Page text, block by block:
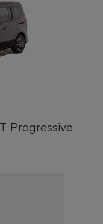
Progressive